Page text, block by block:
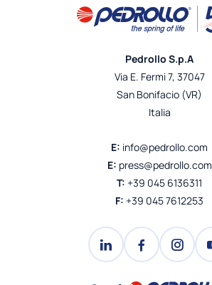
Pedrollo S.p.A
Via E. Fermi 7, 37047
San Bonifacio (VR)
Italia
E: info@pedrollo.com
E: press@pedrollo.com
T: +39 045 6136311
F: +39 045 7612253